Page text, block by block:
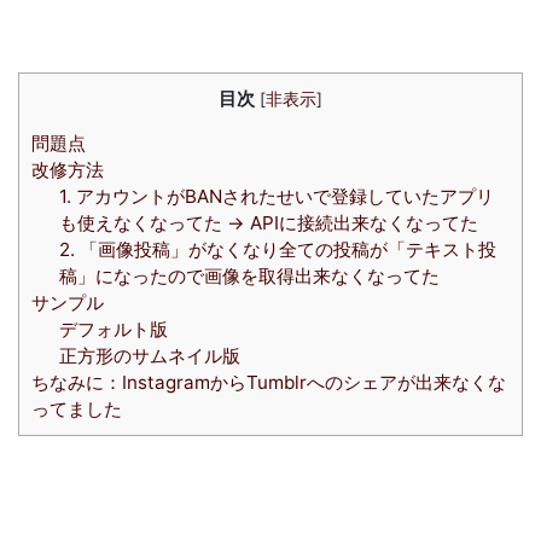
目次 [非表示]
問題点
改修方法
1. アカウントがBANされたせいで登録していたアプリ
も使えなくなってた → APIに接続出来なくなってた
2. 「画像投稿」がなくなり全ての投稿が「テキスト投
稿」になったので画像を取得出来なくなってた
サンプル
デフォルト版
正方形のサムネイル版
ちなみに：InstagramからTumblrへのシェアが出来なくな
ってました